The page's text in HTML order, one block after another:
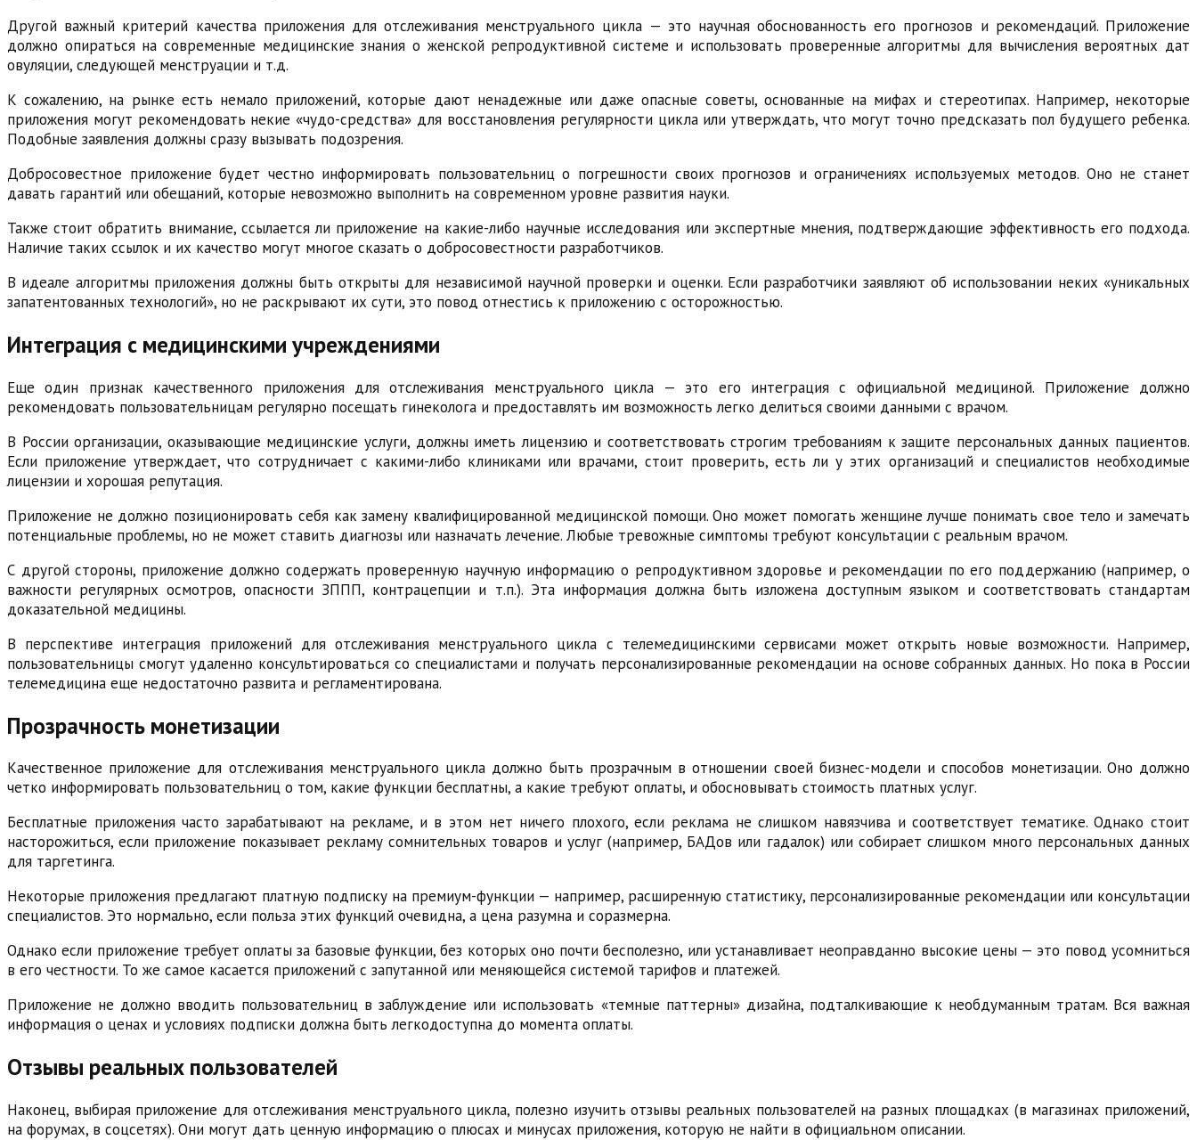
Другой важный критерий качества приложения для отслеживания менструального цикла — это научная обоснованность его прогнозов и рекомендаций. Приложение
должно опираться на современные медицинские знания о женской репродуктивной системе и использовать проверенные алгоритмы для вычисления вероятных дат
овуляции, следующей менструации и т.д.
К сожалению, на рынке есть немало приложений, которые дают ненадежные или даже опасные советы, основанные на мифах и стереотипах. Например, некоторые
приложения могут рекомендовать некие «чудо-средства» для восстановления регулярности цикла или утверждать, что могут точно предсказать пол будущего ребенка.
Подобные заявления должны сразу вызывать подозрения.
Добросовестное приложение будет честно информировать пользовательниц о погрешности своих прогнозов и ограничениях используемых методов. Оно не станет
давать гарантий или обещаний, которые невозможно выполнить на современном уровне развития науки.
Также стоит обратить внимание, ссылается ли приложение на какие-либо научные исследования или экспертные мнения, подтверждающие эффективность его подхода.
Наличие таких ссылок и их качество могут многое сказать о добросовестности разработчиков.
В идеале алгоритмы приложения должны быть открыты для независимой научной проверки и оценки. Если разработчики заявляют об использовании неких «уникальных
запатентованных технологий», но не раскрывают их сути, это повод отнестись к приложению с осторожностью.
Интеграция с медицинскими учреждениями
Еще один признак качественного приложения для отслеживания менструального цикла — это его интеграция с официальной медициной. Приложение должно
рекомендовать пользовательницам регулярно посещать гинеколога и предоставлять им возможность легко делиться своими данными с врачом.
В России организации, оказывающие медицинские услуги, должны иметь лицензию и соответствовать строгим требованиям к защите персональных данных пациентов.
Если приложение утверждает, что сотрудничает с какими-либо клиниками или врачами, стоит проверить, есть ли у этих организаций и специалистов необходимые
лицензии и хорошая репутация.
Приложение не должно позиционировать себя как замену квалифицированной медицинской помощи. Оно может помогать женщине лучше понимать свое тело и замечать
потенциальные проблемы, но не может ставить диагнозы или назначать лечение. Любые тревожные симптомы требуют консультации с реальным врачом.
С другой стороны, приложение должно содержать проверенную научную информацию о репродуктивном здоровье и рекомендации по его поддержанию (например, о
важности регулярных осмотров, опасности ЗППП, контрацепции и т.п.). Эта информация должна быть изложена доступным языком и соответствовать стандартам
доказательной медицины.
В перспективе интеграция приложений для отслеживания менструального цикла с телемедицинскими сервисами может открыть новые возможности. Например,
пользовательницы смогут удаленно консультироваться со специалистами и получать персонализированные рекомендации на основе собранных данных. Но пока в России
телемедицина еще недостаточно развита и регламентирована.
Прозрачность монетизации
Качественное приложение для отслеживания менструального цикла должно быть прозрачным в отношении своей бизнес-модели и способов монетизации. Оно должно
четко информировать пользовательниц о том, какие функции бесплатны, а какие требуют оплаты, и обосновывать стоимость платных услуг.
Бесплатные приложения часто зарабатывают на рекламе, и в этом нет ничего плохого, если реклама не слишком навязчива и соответствует тематике. Однако стоит
насторожиться, если приложение показывает рекламу сомнительных товаров и услуг (например, БАДов или гадалок) или собирает слишком много персональных данных
для таргетинга.
Некоторые приложения предлагают платную подписку на премиум-функции — например, расширенную статистику, персонализированные рекомендации или консультации
специалистов. Это нормально, если польза этих функций очевидна, а цена разумна и соразмерна.
Однако если приложение требует оплаты за базовые функции, без которых оно почти бесполезно, или устанавливает неоправданно высокие цены — это повод усомниться
в его честности. То же самое касается приложений с запутанной или меняющейся системой тарифов и платежей.
Приложение не должно вводить пользовательниц в заблуждение или использовать «темные паттерны» дизайна, подталкивающие к необдуманным тратам. Вся важная
информация о ценах и условиях подписки должна быть легкодоступна до момента оплаты.
Отзывы реальных пользователей
Наконец, выбирая приложение для отслеживания менструального цикла, полезно изучить отзывы реальных пользователей на разных площадках (в магазинах приложений,
на форумах, в соцсетях). Они могут дать ценную информацию о плюсах и минусах приложения, которую не найти в официальном описании.